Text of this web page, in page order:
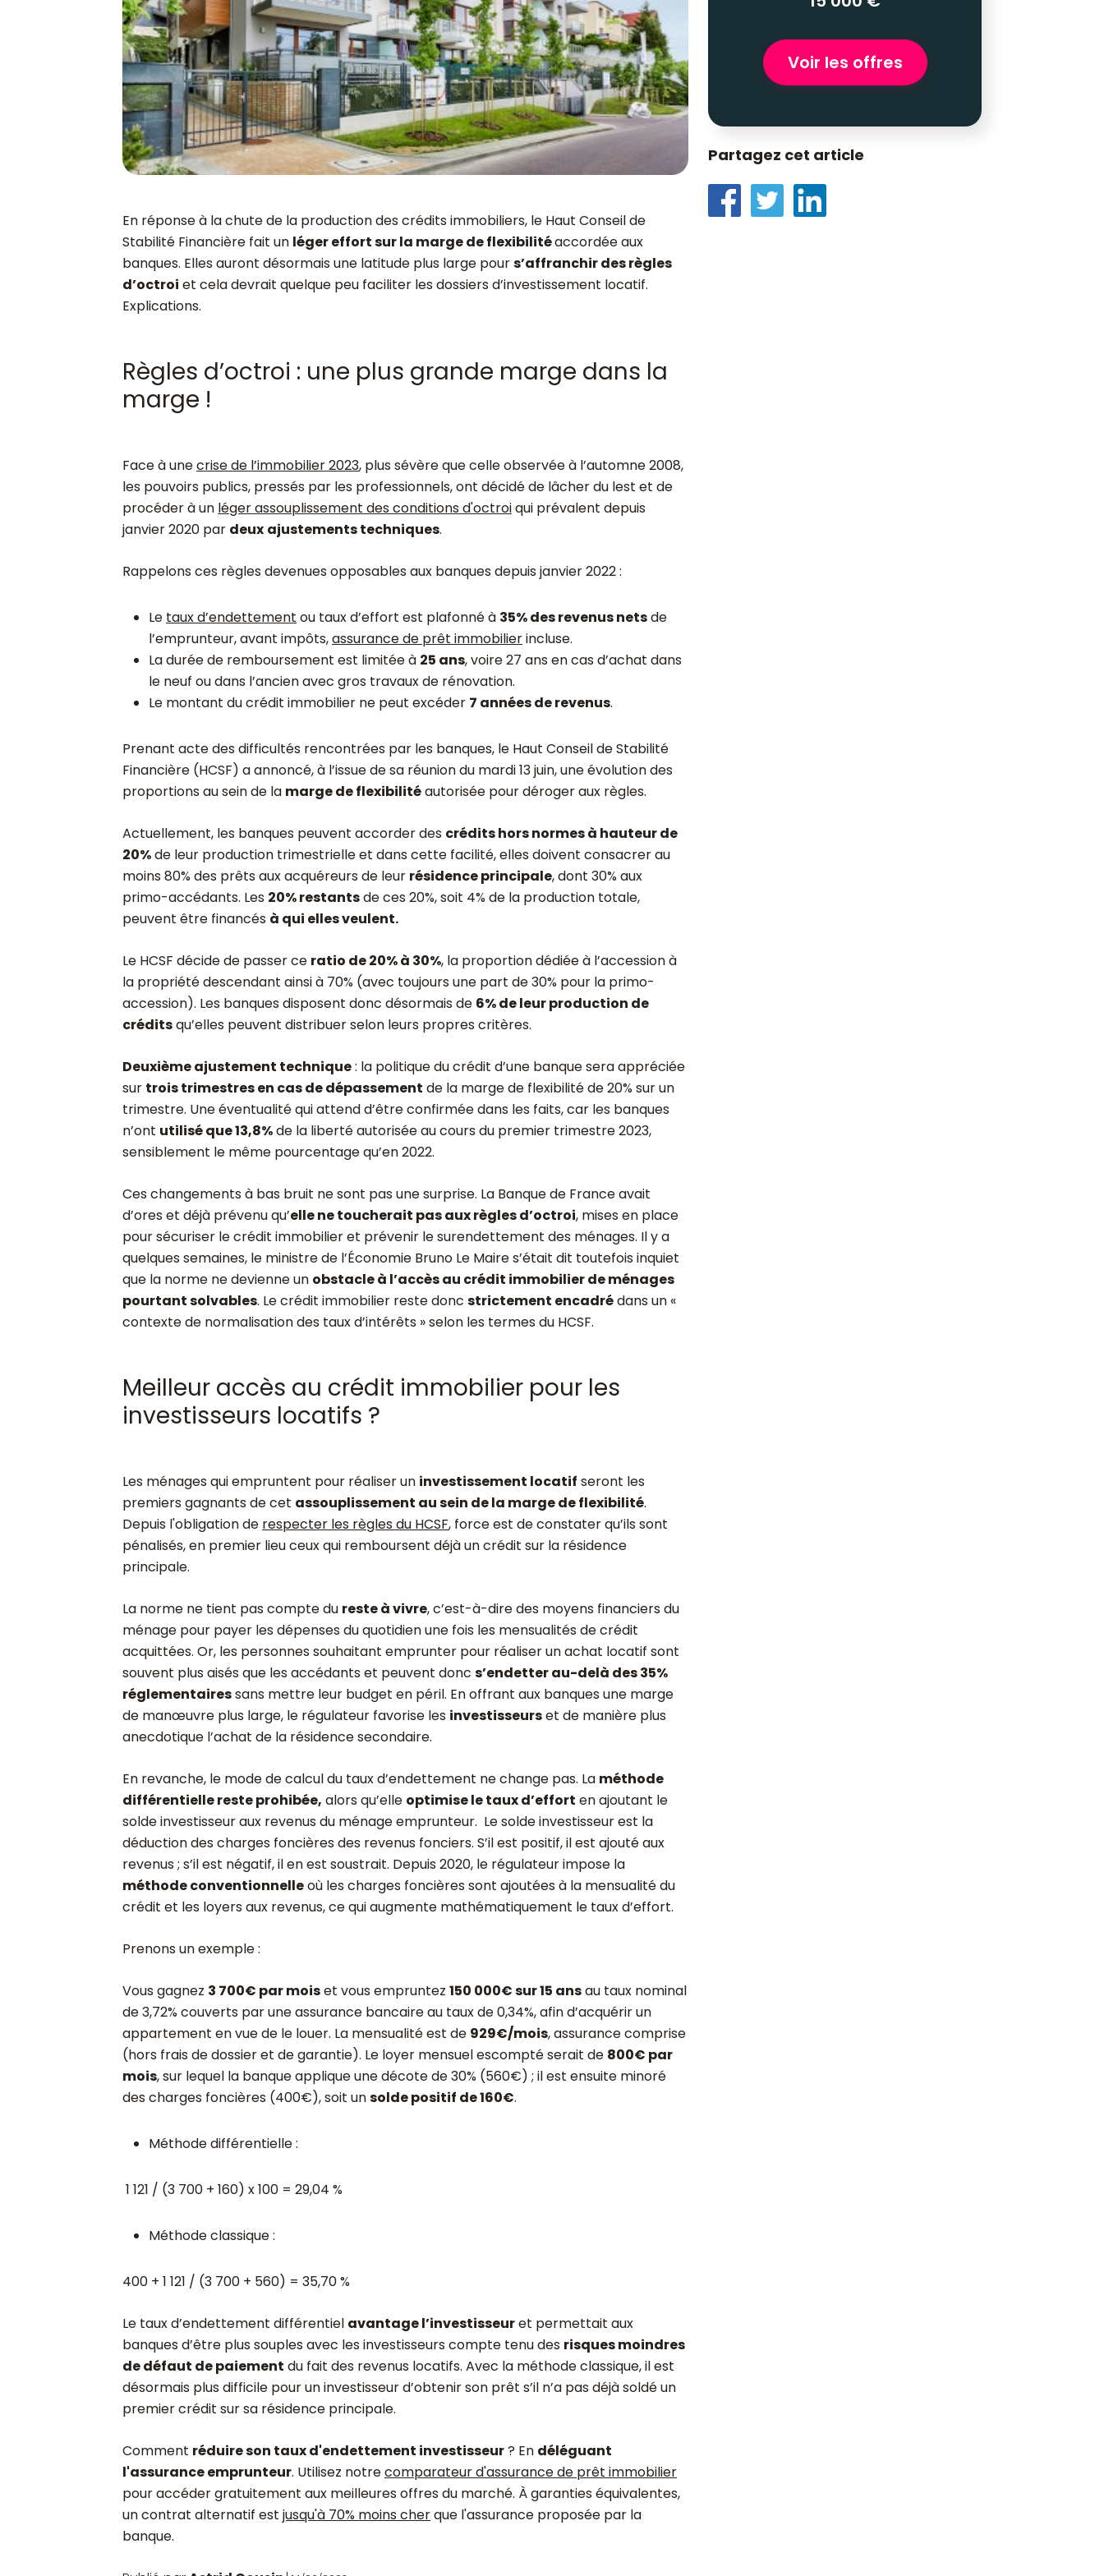
En réponse à la chute de la production des crédits immobiliers, le Haut Conseil de
Stabilité Financière fait un léger effort sur la marge de flexibilitéaccordée aux
banques. Elles auront désormais une latitude plus large pours’affranchir des règles
d’octroi et cela devrait quelque peu faciliter les dossiers d’investissement locatif.
Explications.
Règles d’octroi : une plus grande marge dans la
marge !
Face à unecrise de l’immobilier 2023, plus sévère que celle observée à l’automne 2008,
les pouvoirs publics, pressés par les professionnels, ont décidé de lâcher du lest et de
procéder à un léger assouplissement des conditions d'octroiqui prévalent depuis
janvier 2020 par deux ajustements techniques.
Rappelons ces règles devenues opposables aux banques depuis janvier 2022 :
Le taux d’endettement ou taux d’effort est plafonné à 35% des revenus netsde
l’emprunteur, avant impôts,assurance de prêt immobilierincluse.
La durée de remboursement est limitée à 25 ans, voire 27 ans en cas d’achat dans
le neuf ou dans l’ancien avec gros travaux de rénovation.
Le montant du crédit immobilier ne peut excéder 7 années de revenus.
Prenant acte des difficultés rencontrées par les banques, le Haut Conseil de Stabilité
Financière (HCSF) a annoncé, à l’issue de sa réunion du mardi 13 juin, une évolution des
proportions au sein de la marge de flexibilitéautorisée pour déroger aux règles.
Actuellement, les banques peuvent accorder des crédits hors normes à hauteur de
20%de leur production trimestrielle et dans cette facilité, elles doivent consacrer au
moins 80% des prêts aux acquéreurs de leur résidence principale, dont 30% aux
primo-accédants. Les 20% restantsde ces 20%, soit 4% de la production totale,
peuvent être financés à qui elles veulent.
Le HCSF décide de passer ce ratio de 20% à 30%, la proportion dédiée à l’accession à
la propriété descendant ainsi à 70% (avec toujours une part de 30% pour la primo-
accession). Les banques disposent donc désormais de 6% de leur production de
créditsqu’elles peuvent distribuer selon leurs propres critères.
Deuxième ajustement technique: la politique du crédit d’une banque sera appréciée
sur trois trimestres en cas de dépassement de la marge de flexibilité de 20% sur un
trimestre. Une éventualité qui attend d’être confirmée dans les faits, car les banques
n’ont utilisé que 13,8%de la liberté autorisée au cours du premier trimestre 2023,
sensiblement le même pourcentage qu’en 2022.
Ces changements à bas bruit ne sont pas une surprise. La Banque de France avait
d’ores et déjà prévenu qu’elle ne toucherait pas aux règles d’octroi, mises en place
pour sécuriser le crédit immobilier et prévenir le surendettement des ménages. Il y a
quelques semaines, le ministre de l’Économie Bruno Le Maire s’était dit toutefois inquiet
que la norme ne devienne un obstacle à l’accès au crédit immobilier de ménages
pourtant solvables. Le crédit immobilier reste donc strictement encadrédans un «
contexte de normalisation des taux d’intérêts » selon les termes du HCSF.
Meilleur accès au crédit immobilier pour les
investisseurs locatifs ?
Les ménages qui empruntent pour réaliser un investissement locatif seront les
premiers gagnants de cet assouplissement au sein de la marge de flexibilité.
Depuis l'obligation de respecter les règles du HCSF, force est de constater qu’ils sont
pénalisés, en premier lieu ceux qui remboursent déjà un crédit sur la résidence
principale.
La norme ne tient pas compte du reste à vivre, c’est-à-dire des moyens financiers du
ménage pour payer les dépenses du quotidien une fois les mensualités de crédit
acquittées. Or, les personnes souhaitant emprunter pour réaliser un achat locatif sont
souvent plus aisés que les accédants et peuvent donc s’endetter au-delà des 35%
réglementairessans mettre leur budget en péril. En offrant aux banques une marge
de manœuvre plus large, le régulateur favorise les investisseurset de manière plus
anecdotique l’achat de la résidence secondaire.
En revanche, le mode de calcul du taux d’endettement ne change pas. La méthode
différentielle reste prohibée, alors qu’elle optimise le taux d’effort en ajoutant le
solde investisseur aux revenus du ménage emprunteur. Le solde investisseur est la
déduction des charges foncières des revenus fonciers. S’il est positif, il est ajouté aux
revenus ; s’il est négatif, il en est soustrait. Depuis 2020, le régulateur impose la
méthode conventionnelleoù les charges foncières sont ajoutées à la mensualité du
crédit et les loyers aux revenus, ce qui augmente mathématiquement le taux d’effort.
Prenons un exemple :
Vous gagnez 3 700€ par moiset vous empruntez 150 000€ sur 15 ansau taux nominal
de 3,72% couverts par une assurance bancaire au taux de 0,34%, afin d’acquérir un
appartement en vue de le louer. La mensualité est de 929€/mois, assurance comprise
(hors frais de dossier et de garantie). Le loyer mensuel escompté serait de 800€ par
mois, sur lequel la banque applique une décote de 30% (560€) ; il est ensuite minoré
des charges foncières (400€), soit unsolde positif de 160€.
Méthode différentielle :
1 121 / (3 700 + 160) x 100 = 29,04 %
Méthode classique :
400 + 1 121 / (3 700 + 560) = 35,70 %
Le taux d’endettement différentiel avantage l’investisseuret permettait aux
banques d’être plus souples avec les investisseurs compte tenu des risques moindres
de défaut de paiement du fait des revenus locatifs. Avec la méthode classique, il est
désormais plus difficile pour un investisseur d’obtenir son prêt s’il n’a pas déjà soldé un
premier crédit sur sa résidence principale.
Comment réduire son taux d'endettement investisseur? En déléguant
l'assurance emprunteur. Utilisez notrecomparateur d'assurance de prêt immobilier
pour accéder gratuitement aux meilleures offres du marché. À garanties équivalentes,
un contrat alternatif est jusqu'à 70% moins cherque l'assurance proposée par la
banque.
Voir les offres
Partagez cet article